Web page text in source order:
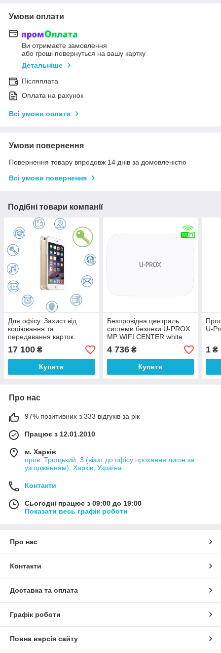
Умови оплати
Ви отримаєте замовлення
або гроші повернуться на вашу картку
Детальніше
Післяплата
Оплата на рахунок
Всі умови оплати
Умови повернення
Повернення товару впродовж 14 днів за домовленістю
Всі умови повернення
Подібні товари компанії
Для офісу. Захист від
копіювання та
передавання карток.
Керування з ПК, облік
робочого часу U-Prox
17 100 ₴
Купити
Безпровідна централь
системи безпеки U-PROX
MP WIFI CENTER white
4 736₴
Купити
U-
1 ₴
Про нас
97% позитивних з 333 відгуків за рік
Працює з 12.01.2010
м. Харків
пров. Троїцький, 3 (візит до офісу прохання лише за
узгодженням), Харків, Україна
Контакти
Сьогодні працює з 09:00 до 19:00
Показати весь графік роботи
Про нас
Контакти
Доставка та оплата
Графік роботи
Повна версія сайту